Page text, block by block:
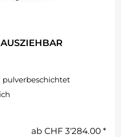
pulverbeschichtet
ab CHF 3'284.00